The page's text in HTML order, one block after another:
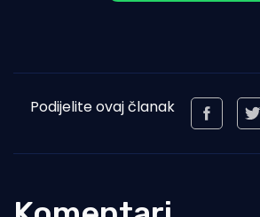
Podijelite ovaj članak